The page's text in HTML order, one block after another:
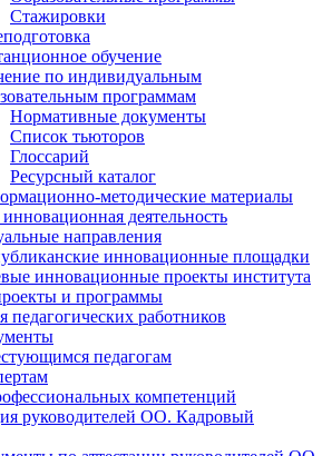
Стажировки
обучение
по индивидуальным
программам
Нормативные документы
Список тьюторов
Глоссарий
Ресурсный каталог
методические материалы
деятельность
направления
инновационные площадки
инновационные проекты института
и программы
педагогических работников
педагогам
компетенций
руководителей ОО. Кадровый